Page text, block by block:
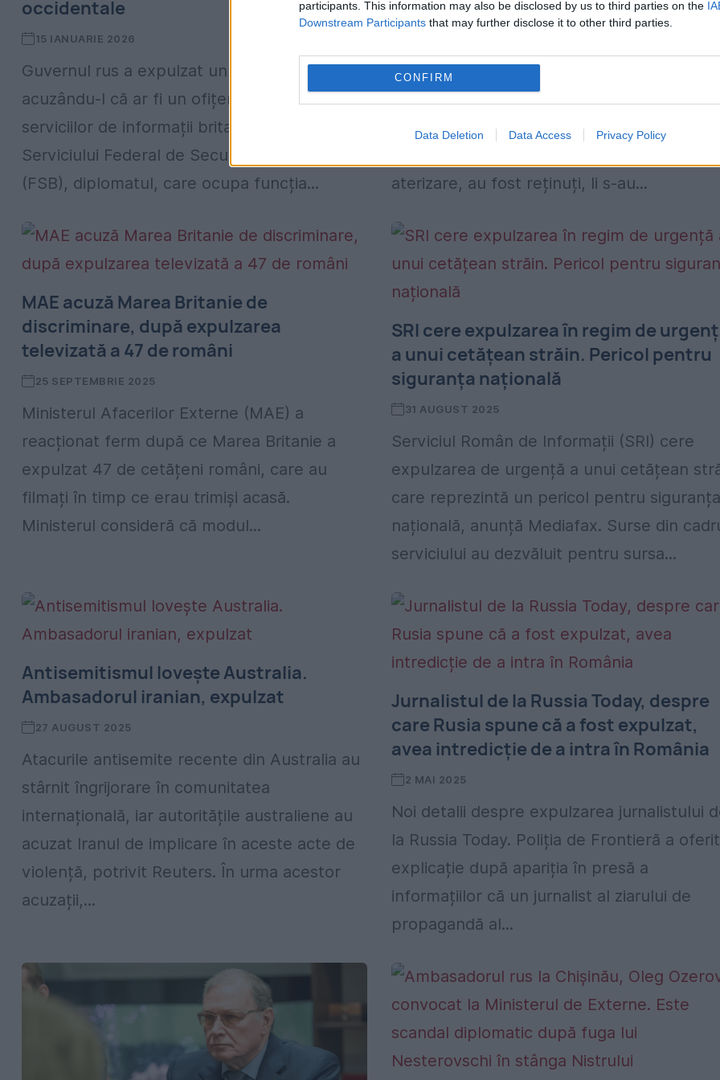
participants. This information may also be disclosed by us to third parties on the
Downstream Participants that may further disclose it to other third parties.
CONFIRM
Data Deletion Data Access Privacy Policy
occidentale
15 IANUARIE 2026
Guvernul rus a expulzat un diplomat britanic,
acuzându-l că ar fi un ofițer nedeclarat al
serviciilor de informații britanice. Potrivit
Serviciului Federal de Securitate al Rusiei
(FSB), diplomatul, care ocupa funcția...
tratamente umilitoare
O situație fără precedent afectează lotul
național de pescuit din caiac al României,
calificat la Campionatul Mondial din Mexic.
aterizare, au fost reținuți, li s-au...
MAE acuză Marea Britanie de
discriminare, după expulzarea
televizată a 47 de români
25 SEPTEMBRIE 2025
Ministerul Afacerilor Externe (MAE) a
reacționat ferm după ce Marea Britanie a
expulzat 47 de cetățeni români, care au
filmați în timp ce erau trimiși acasă.
Ministerul consideră că modul...
SRI cere expulzarea în regim de
a unui cetățean străin. Pericol pentru
siguranța națională
31 AUGUST 2025
Serviciul Român de Informații (SRI) cere
expulzarea de urgență a unui cetățean
care reprezintă un pericol pentru siguranța
națională, anunță Mediafax. Surse din
serviciului au dezvăluit pentru sursa...
Antisemitismul lovește Australia.
Ambasadorul iranian, expulzat
27 AUGUST 2025
Atacurile antisemite recente din Australia au
stârnit îngrijorare în comunitatea
internațională, iar autoritățile australiene au
acuzat Iranul de implicare în aceste acte de
violență, potrivit Reuters. În urma acestor
acuzații,...
Jurnalistul de la Russia Today, despre
care Rusia spune că a fost expulzat,
avea intredicție de a intra în România
2 MAI 2025
Noi detalii despre expulzarea jurnalistului
la Russia Today. Poliția de Frontieră a
explicație după apariția în presă a
informațiilor că un jurnalist al ziarului de
propagandă al...